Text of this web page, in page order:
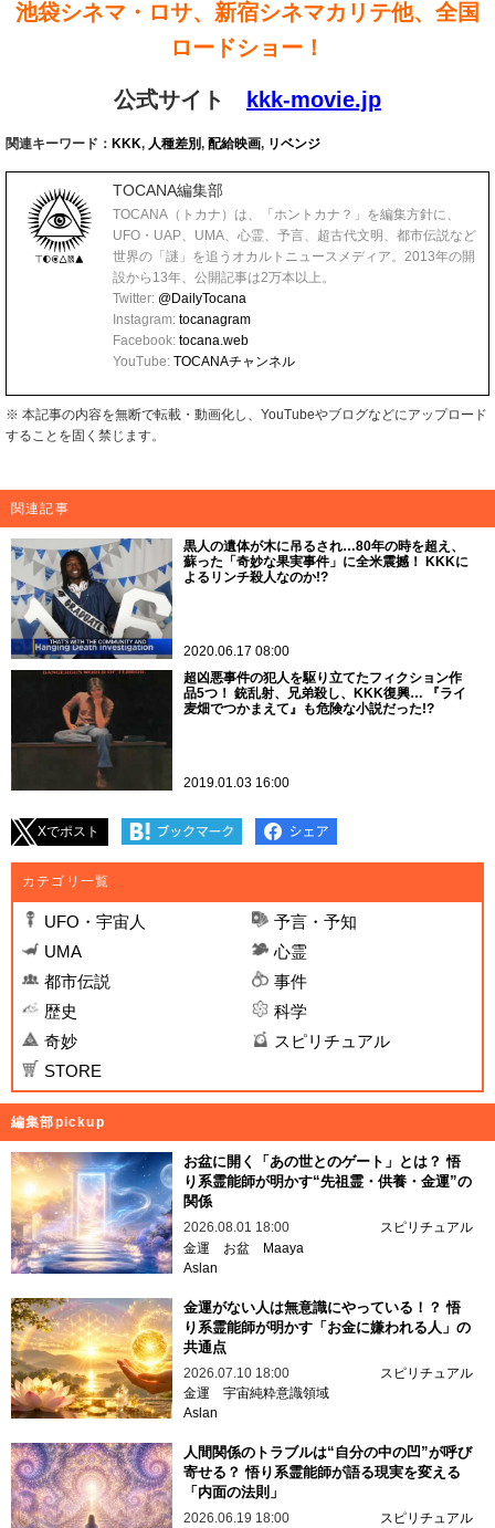
池袋シネマ・ロサ、新宿シネマカリテ他、全国
ロードショー！
公式サイト kkk-movie.jp
関連キーワード： KKK, 人種差別, 配給映画, リベンジ
TOCANA編集部
TOCANA（トカナ）は、「ホントカナ？」を編集方針に、
UFO・UAP、UMA、心霊、予言、超古代文明、都市伝説など
世界の「謎」を追うオカルトニュースメディア。2013年の開
設から13年、公開記事は2万本以上。
Twitter: @DailyTocana
Instagram: tocanagram
Facebook: tocana.web
YouTube: TOCANAチャンネル
※ 本記事の内容を無断で転載・動画化し、YouTubeやブログなどにアップロード
することを固く禁じます。
関連記事
黒人の遺体が木に吊るされ…80年の時を超え、
蘇った「奇妙な果実事件」に全米震撼！ KKKに
よるリンチ殺人なのか!?
2020.06.17 08:00
超凶悪事件の犯人を駆り立てたフィクション作
品5つ！ 銃乱射、兄弟殺し、KKK復興… 『ライ
麦畑でつかまえて』も危険な小説だった!?
2019.01.03 16:00
Xでポスト
カテゴリ一覧
UFO・宇宙人
予言・予知
UMA
心霊
都市伝説
事件
歴史
科学
奇妙
スピリチュアル
STORE
編集部pickup
お盆に開く「あの世とのゲート」とは？ 悟
り系霊能師が明かす“先祖霊・供養・金運”の
関係
2026.08.01 18:00
スピリチュアル
金運
お盆
Maaya
Aslan
金運がない人は無意識にやっている！？ 悟
り系霊能師が明かす「お金に嫌われる人」の
共通点
2026.07.10 18:00
スピリチュアル
金運 宇宙純粋意識領域
Aslan
人間関係のトラブルは“自分の中の凹”が呼び
寄せる？ 悟り系霊能師が語る現実を変える
「内面の法則」
2026.06.19 18:00
スピリチュアル